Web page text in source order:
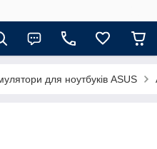
для ноутбуків ASUS